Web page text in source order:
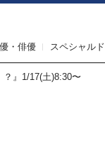
・俳優 スペシャル
』1/17(土)8:30〜